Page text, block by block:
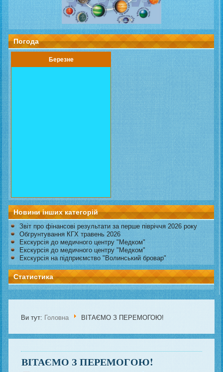
Погода
Березне
Новини інших категорій
Звіт про фінансові результати за перше півріччя 2026 року
Обгрунтування КГХ травень 2026
Екскурсія до медичного центру "Медком"
Екскурсія до медичного центру "Медком"
Екскурсія на підприємство "Волинський бровар"
Статистика
Ви тут: Головна ВІТАЄМО З ПЕРЕМОГОЮ!
ВІТАЄМО З ПЕРЕМОГОЮ!